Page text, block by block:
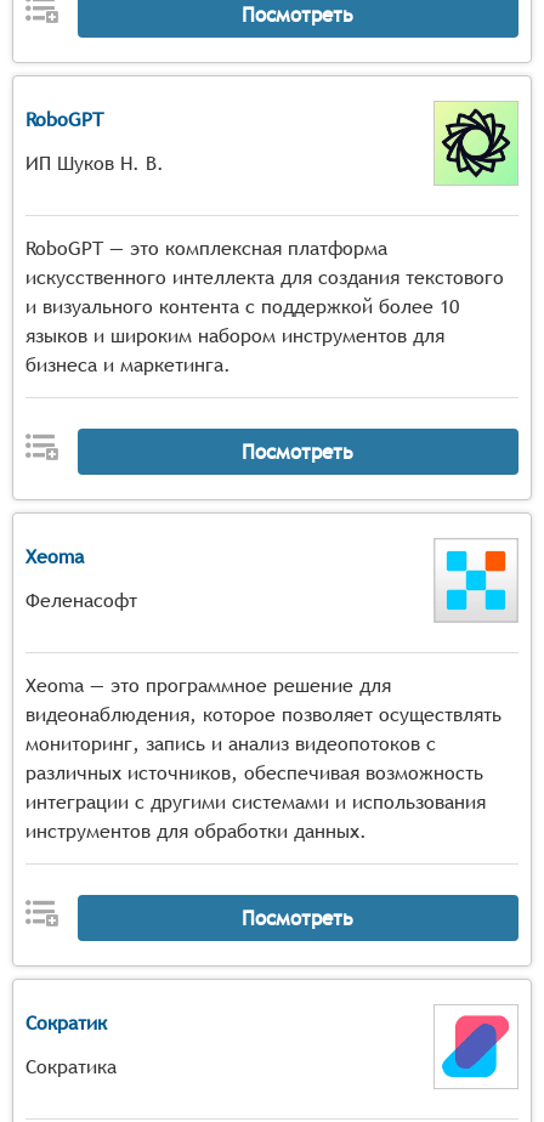
Посмотреть
RoboGPT
ИП Шуков Н. В.
RoboGPT — это комплексная платформа
искусственного интеллекта для создания текстового
и визуального контента с поддержкой более 10
языков и широким набором инструментов для
бизнеса и маркетинга.
Посмотреть
Xeoma
Феленасофт
Xeoma — это программное решение для
видеонаблюдения, которое позволяет осуществлять
мониторинг, запись и анализ видеопотоков с
различных источников, обеспечивая возможность
интеграции с другими системами и использования
инструментов для обработки данных.
Посмотреть
Сократик
Сократика